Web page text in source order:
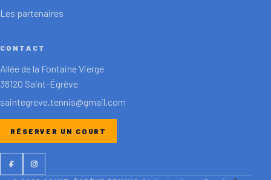
Les partenaires
CONTACT
Allée de la Fontaine Vierge
38120 Saint-Égrève
saintegreve.tennis@gmail.com
RÉSERVER UN COURT
FacebookInstagram